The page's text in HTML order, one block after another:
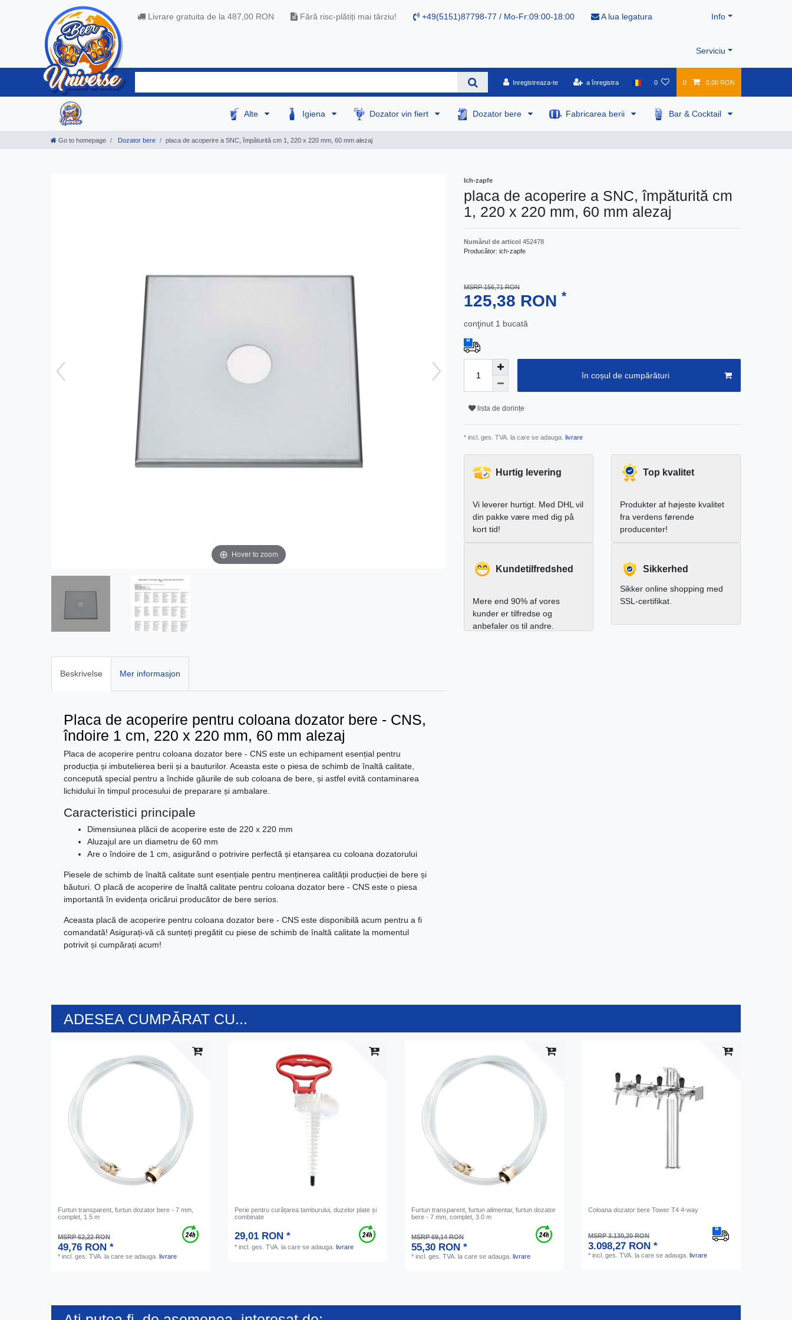
Livrare gratuita de la 487,00 RON Fără risc-plătiți mai târziu! +49(5151)87798-77 / Mo-Fr:09:00-18:00 A lua legatura Info
Serviciu
Inregistreaza-te a înregistra 0 0 0,00 RON
Alte Igiena Dozator vin fiert Dozator bere Fabricarea berii Bar & Cocktail
Go to homepage Dozator bere placa de acoperire a SNC, împăturită cm 1, 220 x 220 mm, 60 mm alezaj
Hover to zoom
Beskrivelse Mer informasjon
Placa de acoperire pentru coloana dozator bere - CNS,
îndoire 1 cm, 220 x 220 mm, 60 mm alezaj
Placa de acoperire pentru coloana dozator bere - CNS este un echipament esențial pentru
producția și imbutelierea berii și a bauturilor. Aceasta este o piesa de schimb de înaltă calitate,
concepută special pentru a închide găurile de sub coloana de bere, și astfel evită contaminarea
lichidului în timpul procesului de preparare și ambalare.
Caracteristici principale
Dimensiunea plăcii de acoperire este de 220 x 220 mm
Aluzajul are un diametru de 60 mm
Are o îndoire de 1 cm, asigurând o potrivire perfectă și etanșarea cu coloana dozatorului
Piesele de schimb de înaltă calitate sunt esențiale pentru menținerea calității producției de bere și
băuturi. O placă de acoperire de înaltă calitate pentru coloana dozator bere - CNS este o piesa
importantă în evidența oricărui producător de bere serios.
Aceasta placă de acoperire pentru coloana dozator bere - CNS este disponibilă acum pentru a fi
comandată! Asigurați-vă că sunteți pregătit cu piese de schimb de înaltă calitate la momentul
potrivit și cumpărați acum!
Ich-zapfe
placa de acoperire a SNC, împăturită cm
1, 220 x 220 mm, 60 mm alezaj
Numărul de articol 452478
Producător: ich-zapfe
MSRP 156,71 RON
125,38 RON *
conţinut 1 bucată
în coșul de cumpărături
lista de dorințe
* incl. ges. TVA. la care se adauga. livrare
Hurtig levering
Vi leverer hurtigt. Med DHL vil
din pakke være med dig på
kort tid!
Top kvalitet
Produkter af højeste kvalitet
fra verdens førende
producenter!
Kundetilfredshed
Mere end 90% af vores
kunder er tilfredse og
anbefaler os til andre.
Sikkerhed
Sikker online shopping med
SSL-certifikat.
ADESEA CUMPĂRAT CU...
Furtun transparent, furtun dozator bere - 7 mm,
complet, 1.5 m
MSRP 62,22 RON
49,76 RON *
*incl. ges. TVA. la care se adauga.livrare
Perie pentru curățarea tamburului, duzelor plate și
combinate
29,01 RON *
*incl. ges. TVA. la care se adauga.livrare
Furtun transparent, furtun alimentar, furtun dozator
bere - 7 mm, complet, 3.0 m
MSRP 69,14 RON
55,30 RON *
*incl. ges. TVA. la care se adauga.livrare
Coloana dozator bere Tower T4 4-way
MSRP 3.130,20 RON
3.098,27 RON *
*incl. ges. TVA. la care se adauga. livrare